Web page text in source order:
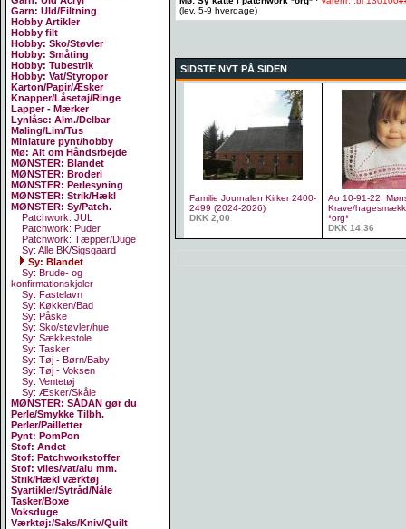
Garn: Uld/Filtning
Hobby Artikler
Hobby filt
Hobby: Sko/Støvler
Hobby: Småting
Hobby: Tubestrik
Hobby: Vat/Styropor
Karton/Papir/Æsker
Knapper/Låsetøj/Ringe
Lapper - Mærker
Lynlåse: Alm./Delbar
Maling/Lim/Tus
Miniature pynt/hobby
Mø: Alt om Håndsrbejde
MØNSTER: Blandet
MØNSTER: Broderi
MØNSTER: Perlesyning
MØNSTER: Strik/Hækl
MØNSTER: Sy/Patch.
Patchwork: JUL
Patchwork: Puder
Patchwork: Tæpper/Duge
Sy: Alle BK/Sigsgaard
Sy: Blandet
Sy: Brude- og
konfirmationskjoler
Sy: Fastelavn
Sy: Køkken/Bad
Sy: Påske
Sy: Sko/støvler/hue
Sy: Sækkestole
Sy: Tasker
Sy: Tøj - Børn/Baby
Sy: Tøj - Voksen
Sy: Ventetøj
Sy: Æsker/Skåle
MØNSTER: SÅDAN gør du
Perle/Smykke Tilbh.
Perler/Pailletter
Pynt: PomPon
Stof: Andet
Stof: Patchworkstoffer
Stof: vlies/vat/alu mm.
Strik/Hækl værktøj
Syartikler/Sytråd/Nåle
Tasker/Boxe
Voksduge
Værktøj:/Saks/Kniv/Quilt
(lev. 5-9 hverdage)
SIDSTE NYT PÅ SIDEN
Familie Journalen Kirker 2400-
2499 (2024-2026)
DKK 2,00
Ao 10-91-22:
Krave/
*org*
DKK 14,36